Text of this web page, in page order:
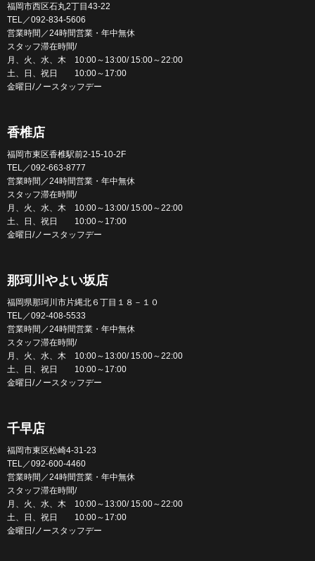
福岡市西区石丸2丁目43-22
TEL／092-834-5606
営業時間／24時間営業・年中無休
スタッフ滞在時間/
月、火、水、木 10:00～13:00/ 15:00～22:00
土、日、祝日 10:00～17:00
金曜日/ノースタッフデー
香椎店
福岡市東区香椎駅前2-15-10-2F
TEL／092-663-8777
営業時間／24時間営業・年中無休
スタッフ滞在時間/
月、火、水、木 10:00～13:00/ 15:00～22:00
土、日、祝日 10:00～17:00
金曜日/ノースタッフデー
那珂川やよい坂店
福岡県那珂川市片縄北６丁目１８－１０
TEL／092-408-5533
営業時間／24時間営業・年中無休
スタッフ滞在時間/
月、火、水、木 10:00～13:00/ 15:00～22:00
土、日、祝日 10:00～17:00
金曜日/ノースタッフデー
千早店
福岡市東区松崎4-31-23
TEL／092-600-4460
営業時間／24時間営業・年中無休
スタッフ滞在時間/
月、火、水、木 10:00～13:00/ 15:00～22:00
土、日、祝日 10:00～17:00
金曜日/ノースタッフデー